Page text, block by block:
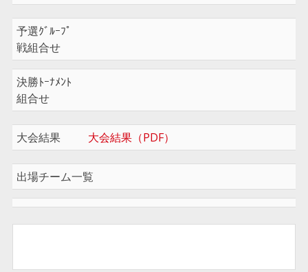
予選ｸﾞﾙｰﾌﾟ
戦組合せ
決勝ﾄｰﾅﾒﾝﾄ
組合せ
大会結果 大会結果（PDF）
出場チーム一覧